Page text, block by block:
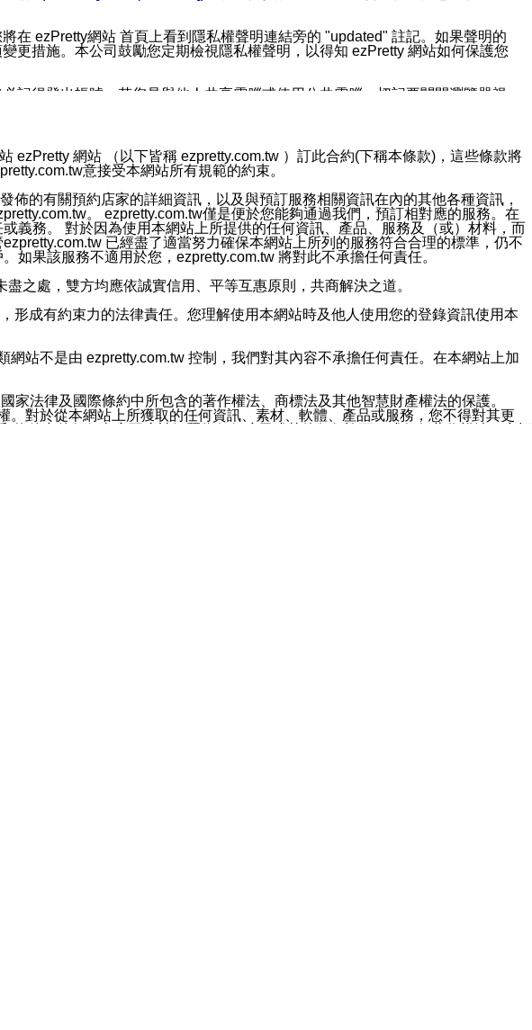
在 ezPretty網站 首頁上看到隱私權聲明連結旁的 "updated" 註記。如果聲明的
更措施。本公司鼓勵您定期檢視隱私權聲明，以得知 ezPretty 網站如何保護您
記得登出帳號。若您是與他人共享電腦或使用公共電腦，切記要關閉瀏覽器視
您參考。您能依照該資料或電子郵件所指示之方法、說明或功能連結，隨時
息。
足以下三個條件者，將可收到通知型訊息。
網站 （以下皆稱 ezpretty.com.tw ）訂此合約(下稱本條款)，這些條款將
意接受本網站所有規範的約束。
的有關預約店家的詳細資訊，以及與預訂服務相關資訊在內的其他各種資訊，
。 ezpretty.com.tw僅是便於您能夠通過我們，預訂相對應的服務。在
義務。 對於因為使用本網站上所提供的任何資訊、產品、服務及（或）材料，而
已經盡了適當努力確保本網站上所列的服務符合合理的標準，仍不
如果該服務不適用於您，ezpretty.com.tw 將對此不承擔任何責任。
之處，雙方均應依誠實信用、平等互惠原則，共商解決之道。
形成有約束力的法律責任。您理解使用本網站時及他人使用您的登錄資訊使用本
站不是由 ezpretty.com.tw 控制，我們對其內容不承擔任何責任。在本網站上加
法律及國際條約中所包含的著作權法、商標法及其他智慧財產權法的保護。
對於從本網站上所獲取的任何資訊、素材、軟體、產品或服務，您不得對其更